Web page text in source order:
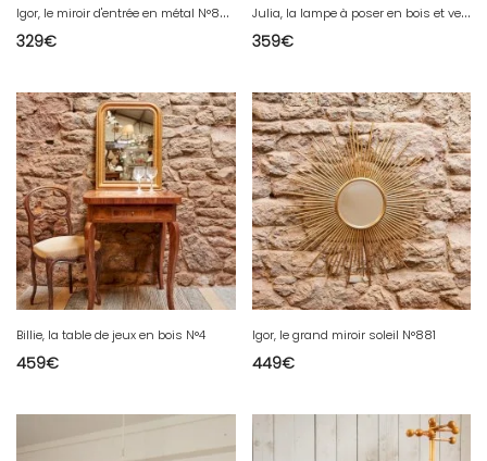
I
gor, le miroir d'entrée en métal N°882
329€
J
ulia, la lampe à poser en bois et verre N°573
359€
Billie, la table de jeux en bois N°4
459€
Igor, le grand miroir soleil N°881
449€